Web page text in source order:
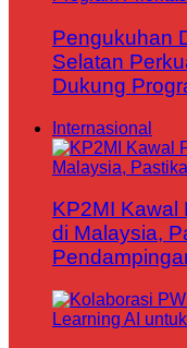
Pengukuhan
Selatan
Dukung
Internasional
KP2MI Kawal
di Malaysia,